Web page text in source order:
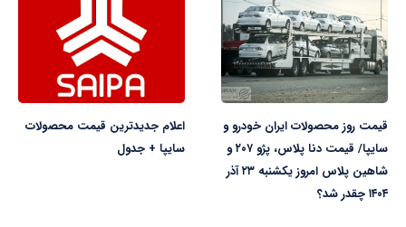
قیمت روز محصولات ایران خودرو و
سایپا/ قیمت دنا پلاس، پژو ۲۰۷ و
شاهین پلاس امروز یکشنبه ۲۳ آذر
۱۴۰۴ چقدر شد؟
اعلام جدیدترین قیمت محصولات
سایپا + جدول